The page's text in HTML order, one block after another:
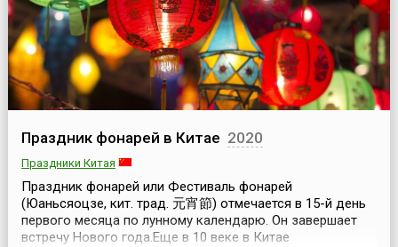
Праздник фонарей в Китае 2020
Праздники Китая
Праздник фонарей или Фестиваль фонарей
(Юаньсяоцзе, кит. трад. 元宵節) отмечается в 15-й день
первого месяца по лунному календарю. Он завершает
встречу Нового года.Еще в 10 веке в Китае